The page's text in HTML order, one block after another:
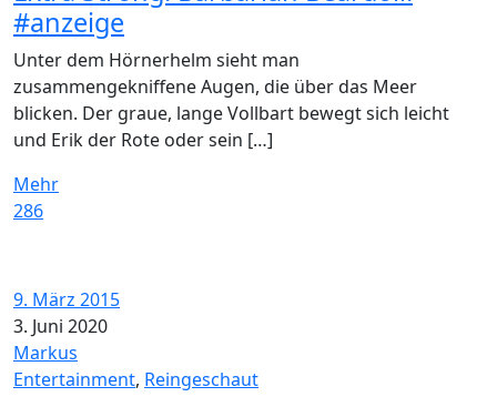
#anzeige
Unter dem Hörnerhelm sieht man
zusammengekniffene Augen, die über das Meer
blicken. Der graue, lange Vollbart bewegt sich leicht
und Erik der Rote oder sein […]
Mehr
286
9. März 2015
3. Juni 2020
Markus
Entertainment, Reingeschaut